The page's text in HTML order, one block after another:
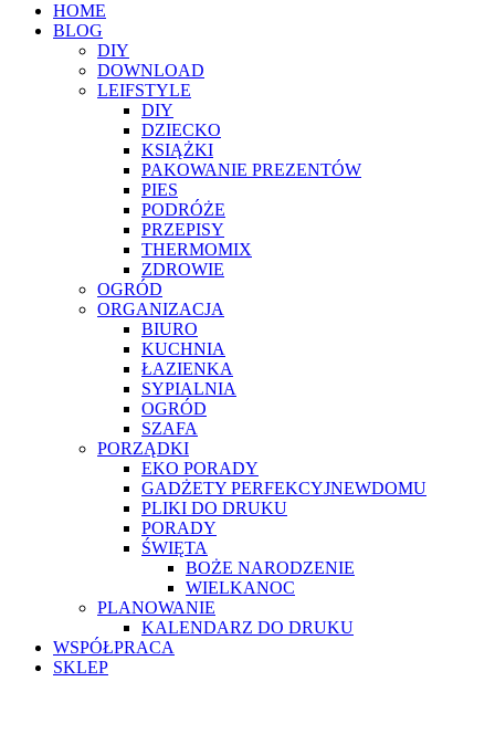
HOME
BLOG
DIY
DOWNLOAD
LEIFSTYLE
DIY
DZIECKO
KSIĄŻKI
PAKOWANIE PREZENTÓW
PIES
PODRÓŻE
PRZEPISY
THERMOMIX
ZDROWIE
OGRÓD
ORGANIZACJA
BIURO
KUCHNIA
ŁAZIENKA
SYPIALNIA
OGRÓD
SZAFA
PORZĄDKI
EKO PORADY
GADŻETY PERFEKCYJNEWDOMU
PLIKI DO DRUKU
PORADY
ŚWIĘTA
BOŻE NARODZENIE
WIELKANOC
PLANOWANIE
KALENDARZ DO DRUKU
WSPÓŁPRACA
SKLEP